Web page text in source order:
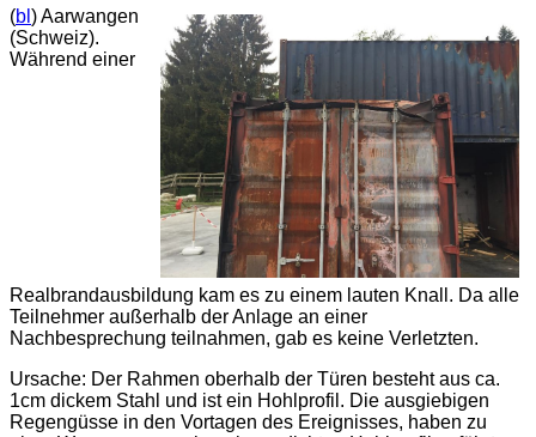
(bl ) Aarwangen
(Schweiz).
Während einer
Realbrandausbildung kam es zu einem lauten Knall. Da alle
Teilnehmer außerhalb der Anlage an einer
Nachbesprechung teilnahmen, gab es keine Verletzten.
Ursache: Der Rahmen oberhalb der Türen besteht aus ca.
1cm dickem Stahl und ist ein Hohlprofil. Die ausgiebigen
Regengüsse in den Vortagen des Ereignisses, haben zu